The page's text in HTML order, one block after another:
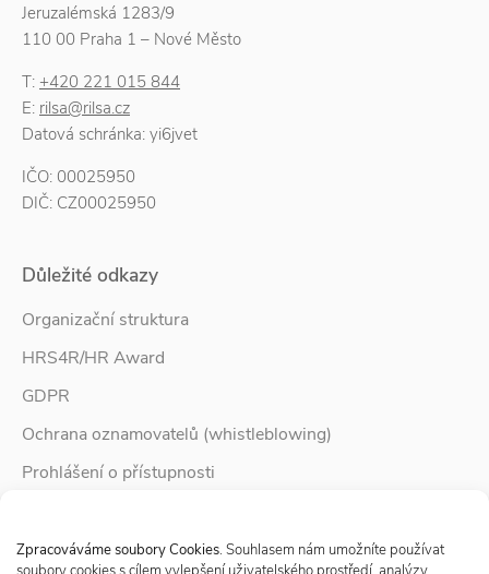
Zpracováváme soubory Cookies. Souhlasem nám umožníte používat
Jeruzalémská 1283/9
110 00 Praha 1 – Nové Město
T: +420 221 015 844
E: rilsa@rilsa.cz
Datová schránka: yi6jvet
IČO: 00025950
DIČ: CZ00025950
Důležité odkazy
Organizační struktura
HRS4R/HR Award
GDPR
Ochrana oznamovatelů (whistleblowing)
Prohlášení o přístupnosti
Zpravodaj Rodina